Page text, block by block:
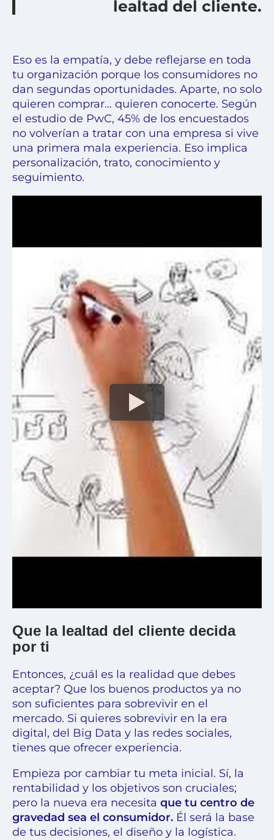
lealtad del cliente.
Eso es la empatía, y debe reflejarse en toda
tu organización porque los consumidores no
dan segundas oportunidades. Aparte, no solo
quieren comprar… quieren conocerte. Según
el estudio de PwC, 45% de los encuestados
no volverían a tratar con una empresa si vive
una primera mala experiencia. Eso implica
personalización, trato, conocimiento y
seguimiento.
Que la lealtad del cliente decida
por ti
Entonces, ¿cuál es la realidad que debes
aceptar? Que los buenos productos ya no
son suficientes para sobrevivir en el
mercado. Si quieres sobrevivir en la era
digital, del Big Data y las redes sociales,
tienes que ofrecer experiencia.
Empieza por cambiar tu meta inicial. Sí, la
rentabilidad y los objetivos son cruciales;
pero la nueva era necesita que tu centro de
gravedad sea el consumidor. Él será la base
de tus decisiones, el diseño y la logística.